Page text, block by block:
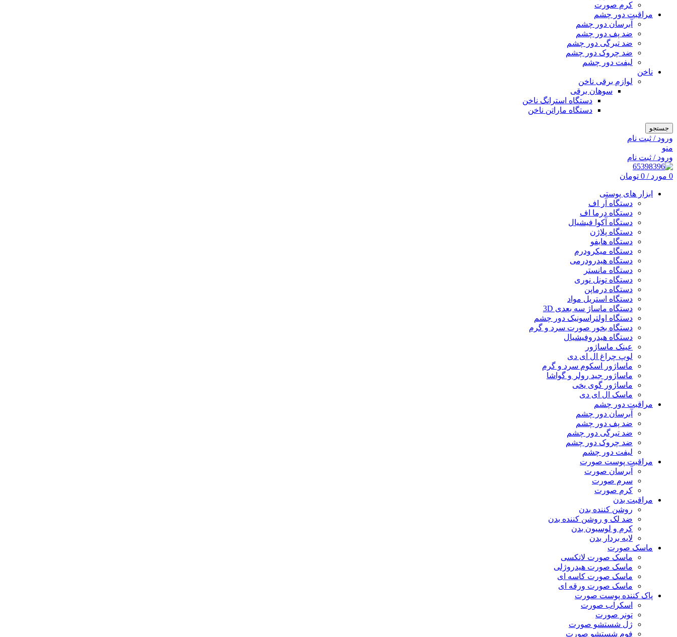
کرم صورت
مراقبت دور چشم
آبرسان دور چشم
ضد پف دور چشم
ضد تیرگی دور چشم
ضد چروک دور چشم
لیفت دور چشم
ناخن
لوازم برقی ناخن
سوهان برقی
دستگاه استرانگ ناخن
دستگاه ماراتن ناخن
جستجو
ورود / ثبت نام
منو
ورود / ثبت نام
0 مورد /
0 تومان
ابزار های پوستی
دستگاه آر اف
دستگاه درما اف
دستگاه آکوا فیشیال
دستگاه پلاژن
دستگاه هایفو
دستگاه میکرودرم
دستگاه هیدرودرمی
دستگاه مانستر
دستگاه تونل نوری
دستگاه درماپن
دستگاه استریل مواد
دستگاه ماساژ سه بعدی 3D
دستگاه اولتراسونیک دور چشم
دستگاه بخور صورت سرد و گرم
دستگاه هیدروفیشیال
عینک ماساژور
لوپ چراغ ال ای دی
ماساژور اسکوم سرد و گرم
ماساژور جید رولر و گواشا
ماساژور گوی یخی
ماسک ال ای دی
مراقبت دور چشم
آبرسان دور چشم
ضد پف دور چشم
ضد تیرگی دور چشم
ضد چروک دور چشم
لیفت دور چشم
مراقبت پوست صورت
آبرسان صورت
سرم صورت
کرم صورت
مراقبت بدن
روشن کننده بدن
ضد لک و روشن کننده بدن
کرم و لوسیون بدن
لایه بردار بدن
ماسک صورت
ماسک صورت لاتکسی
ماسک صورت هیدروژلی
ماسک صورت کاسه ای
ماسک صورت ورقه ای
پاک کننده پوست صورت
اسکراب صورت
تونر صورت
ژل شستشو صورت
فوم شستشو صورت